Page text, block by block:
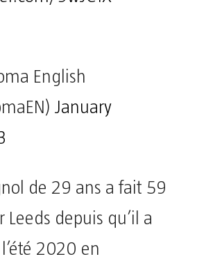
English
January
de 29 ans a fait 59
depuis qu’il a
2020 en